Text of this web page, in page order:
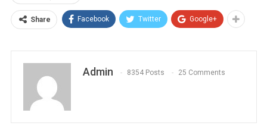
Share Facebook Twitter Google+
Admin 8354 Posts 25 Comments